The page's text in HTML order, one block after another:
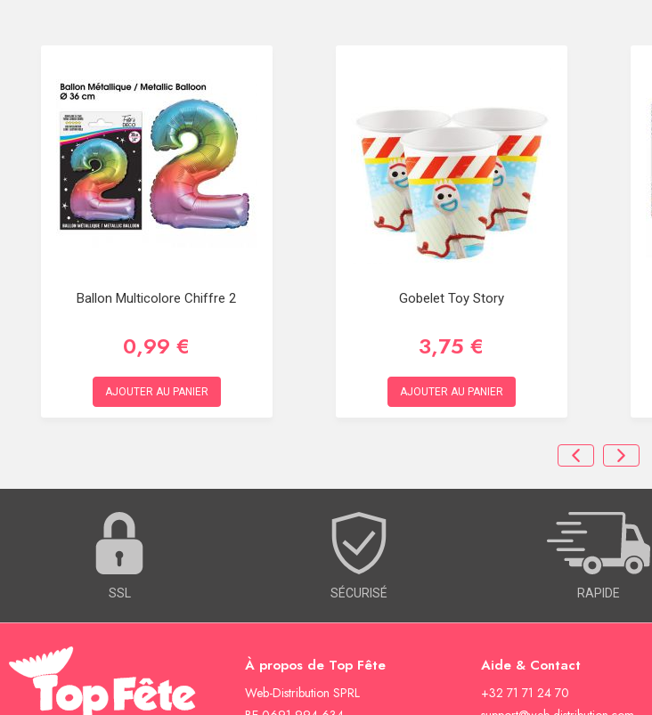
Ballon Multicolore Chiffre 2
0,99 €
AJOUTER AU PANIER
Gobelet Toy Story
3,75 €
AJOUTER AU PANIER
SSL SÉCURISÉ RAPIDE
À propos de Top Fête
Web-Distribution SPRL
Aide & Contact
+32 71 71 24 70